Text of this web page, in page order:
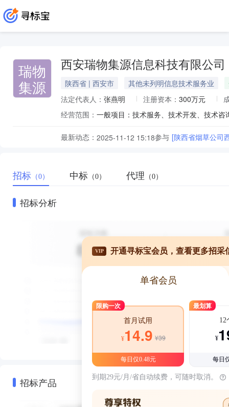
瑞物
集源
西安瑞物集源信息科技有限公司
陕西省 | 西安市 其他未列明信息技术服务业
法定代表人： 张燕明 注册资本： 300万元
经营范围：
最新动态： 2025-11-12 15:18参与 [陕西省烟草公司
招标 （0） 中标 （0） 代理 （0）
招标分析
招标产品
VIP 开通寻标宝会员，查看更多招采
单省会员
限购一次
首月试用
¥14.9 ¥39
每日仅0.48元
最划算
12
¥
每日
到期29元/月/省自动续费，可随时取消。